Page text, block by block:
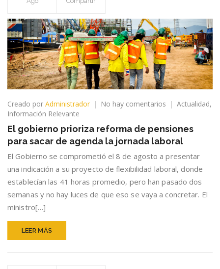
Creado por Administrador No hay comentarios
en
gobierno
prioriza
reforma
pensiones
para
sacar
de
Actualidad,
Información Relevante
El gobierno prioriza reforma de pensiones
para sacar de agenda la jornada laboral
El Gobierno se comprometió el 8 de agosto a presentar
una indicación a su proyecto de flexibilidad laboral, donde
establecían las 41 horas promedio, pero han pasado dos
semanas y no hay luces de que eso se vaya a concretar. El
ministro[…]
LEER MÁS